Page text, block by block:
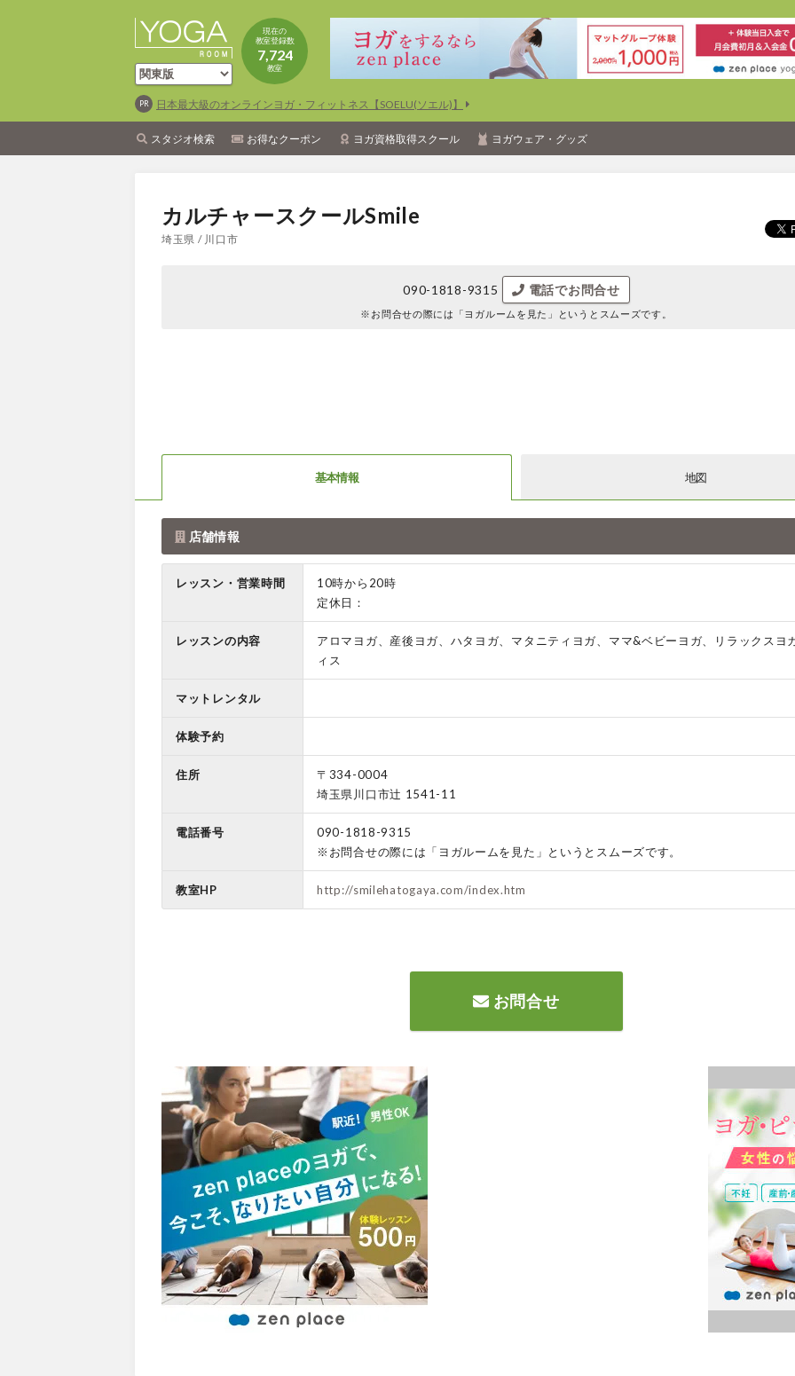
現在の
教室登録数
7,724
教室
日本最大級のオンラインヨガ・フィットネス【SOELU(ソエル)】
スタジオ検索 お得なクーポン ヨガ資格取得スクール ヨガウェア・グッズ
カルチャースクールSmile
埼玉県 / 川口市
090-1818-9315 電話でお問合せ
※お問合せの際には 「ヨガルームを見た」というとスムーズです。
基本情報 地図
店舗情報
レッスン・営業時間
10時から20時
定休日：
レッスンの内容
アロマヨガ、産後ヨガ、ハタヨガ、マタニティヨガ、ママ&ベビーヨガ、リラックスヨ
ィス
マットレンタル
体験予約
住所
〒334-0004
埼玉県川口市辻 1541-11
電話番号
090-1818-9315
※お問合せの際には「ヨガルームを見た」というとスムーズです。
教室HP http://smilehatogaya.com/index.htm
お問合せ